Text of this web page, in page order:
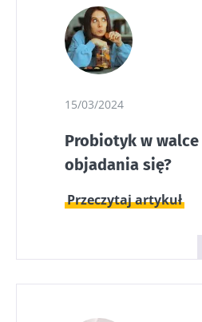
15/03/2024
Probiotyk w
objadania się?
Przeczytaj artykuł